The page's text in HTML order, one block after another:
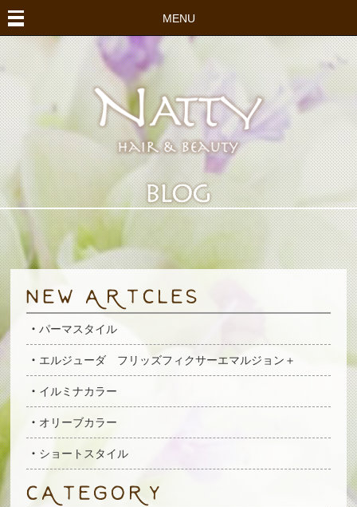
MENU
パーマスタイル
エルジューダ フリッズフィクサーエマルジョン＋
イルミナカラー
オリーブカラー
ショートスタイル